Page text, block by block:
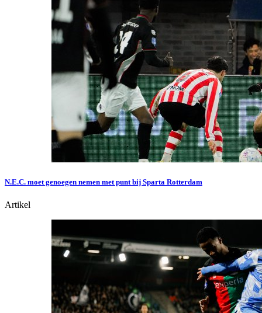
N.E.C. moet genoegen nemen met punt bij Sparta Rotterdam
Artikel